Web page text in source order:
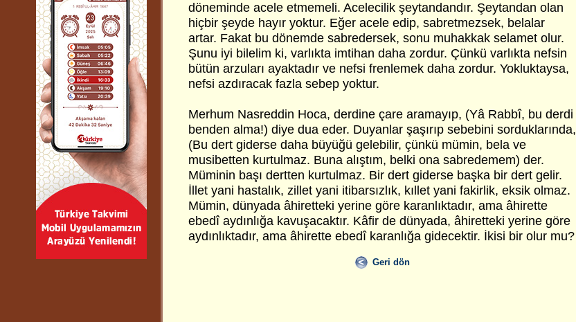
döneminde acele etmemeli. Acelecilik şeytandandır. Şeytandan olan
hiçbir şeyde hayır yoktur. Eğer acele edip, sabretmezsek, belalar
artar. Fakat bu dönemde sabredersek, sonu muhakkak selamet olur.
Şunu iyi bilelim ki, varlıkta imtihan daha zordur. Çünkü varlıkta nefsin
bütün arzuları ayaktadır ve nefsi frenlemek daha zordur. Yokluktaysa,
nefsi azdıracak fazla sebep yoktur.
Merhum Nasreddin Hoca, derdine çare aramayıp, (Yâ Rabbî, bu derdi
benden alma!) diye dua eder. Duyanlar şaşırıp sebebini sorduklarında,
(Bu dert giderse daha büyüğü gelebilir, çünkü mümin, bela ve
musibetten kurtulmaz. Buna alıştım, belki ona sabredemem) der.
Müminin başı dertten kurtulmaz. Bir dert giderse başka bir dert gelir.
İllet yani hastalık, zillet yani itibarsızlık, kıllet yani fakirlik, eksik olmaz.
Mümin, dünyada âhiretteki yerine göre karanlıktadır, ama âhirette
ebedî aydınlığa kavuşacaktır. Kâfir de dünyada, âhiretteki yerine göre
aydınlıktadır, ama âhirette ebedî karanlığa gidecektir. İkisi bir olur mu?
Geri dön